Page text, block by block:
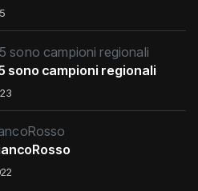
sono campioni regionali